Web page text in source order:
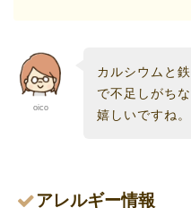
oico
カルシウムと
で不足しがち
嬉しいですね。
アレルギー情報